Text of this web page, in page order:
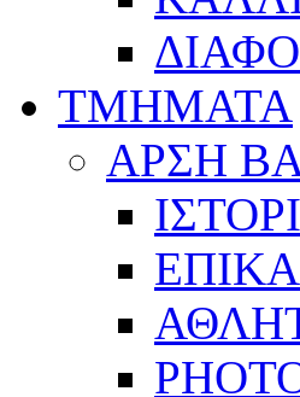
ΤΜΗΜΑΤΑ
ΑΡΣΗ